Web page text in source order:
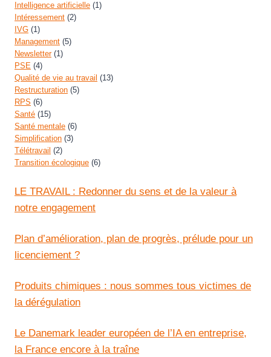
Intelligence artificielle (1)
Intéressement (2)
IVG (1)
Management (5)
Newsletter(1)
PSE (4)
Qualité de vie au travail (13)
Restructuration (5)
RPS (6)
Santé (15)
Santé mentale (6)
Simplification (3)
Télétravail (2)
Transition écologique (6)
LE TRAVAIL : Redonner du sens et de la valeur à
notre engagement
Plan d’amélioration, plan de progrès, prélude pour un
licenciement ?
Produits chimiques : nous sommes tous victimes de
la dérégulation
Le Danemark leader européen de l’IA en entreprise,
la France encore à la traîne